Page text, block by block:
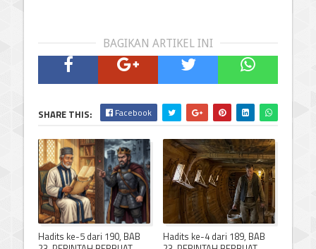
BAGIKAN ARTIKEL INI
SHARE THIS: Facebook
Hadits ke-5 dari 190, BAB
Hadits ke-4 dari 189, BAB